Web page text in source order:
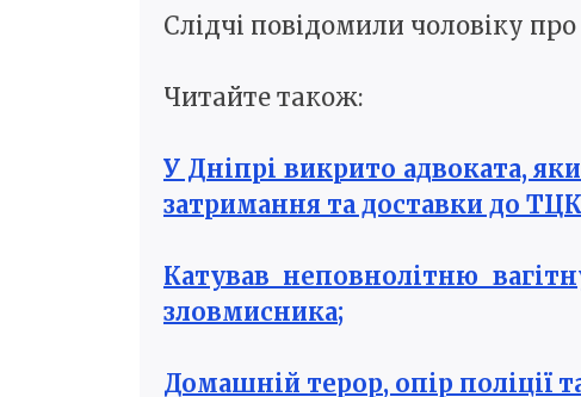
Слідчі повідомили чоловіку
Читайте також:
У Дніпрі викрито адвоката,
затримання та доставки до
Катував неповнолітню
зловмисника;
Домашній терор, опір поліції